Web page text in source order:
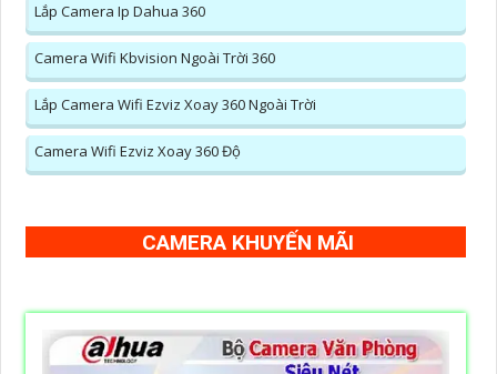
Lắp Camera Ip Dahua 360
Camera Wifi Kbvision Ngoài Trời 360
Lắp Camera Wifi Ezviz Xoay 360 Ngoài Trời
Camera Wifi Ezviz Xoay 360 Độ
CAMERA KHUYẾN MÃI